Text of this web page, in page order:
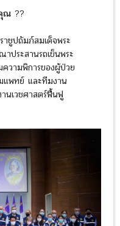
ณ ??
ชูปถัมภ์สมเด็จพระ
ประสานรถเข็นพระ
วามพิการของผู้ป่วย
แพทย์ และทีมงาน
นเวชศาสตร์ฟื้นฟู